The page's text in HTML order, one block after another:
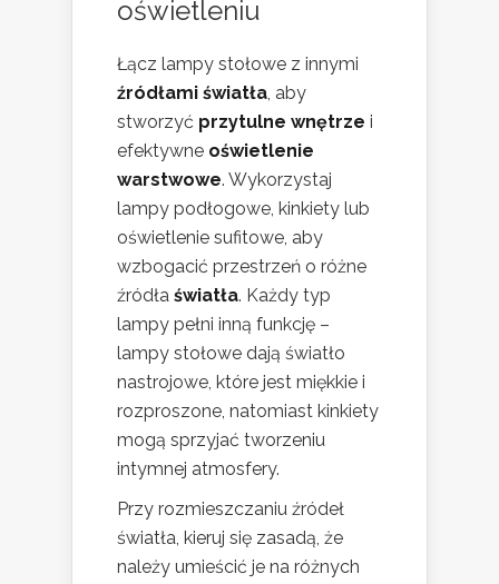
oświetleniu
Łącz lampy stołowe z innymi
źródłami światła, aby
stworzyć przytulne wnętrze i
efektywne oświetlenie
warstwowe. Wykorzystaj
lampy podłogowe, kinkiety lub
oświetlenie sufitowe, aby
wzbogacić przestrzeń o różne
źródła światła. Każdy typ
lampy pełni inną funkcję –
lampy stołowe dają światło
nastrojowe, które jest miękkie i
rozproszone, natomiast kinkiety
mogą sprzyjać tworzeniu
intymnej atmosfery.
Przy rozmieszczaniu źródeł
światła, kieruj się zasadą, że
należy umieścić je na różnych